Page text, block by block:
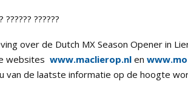
?????? ??????
over de Dutch MX Season Opener in
websites www.maclierop.nl en
van de laatste informatie op de hoogte